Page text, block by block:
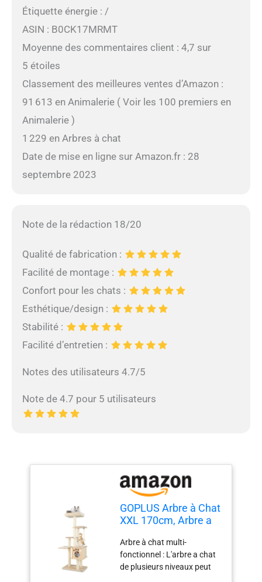
Étiquette énergie : /
ASIN : B0CK17MRMT
Moyenne des commentaires client : 4,7 sur
5 étoiles
Classement des meilleures ventes d’Amazon :
91 613 en Animalerie ( Voir les 100 premiers en
Animalerie )
1 229 en Arbres à chat
Date de mise en ligne sur Amazon.fr : 28
septembre 2023
Note de la rédaction 18/20
Qualité de fabrication :
Facilité de montage :
Confort pour les chats :
Esthétique/design :
Stabilité :
Facilité d’entretien :
Notes des utilisateurs 4.7/5
Note de 4.7 pour 5 utilisateurs
GOPLUS Arbre à Chat
XXL 170cm, Arbre a
Poteaux en Sisal,
Perchoir Moelleux,
Condo, Plateformes
Arbre à chat multi-
fonctionnel : L'arbre a chat
de plusieurs niveaux peut